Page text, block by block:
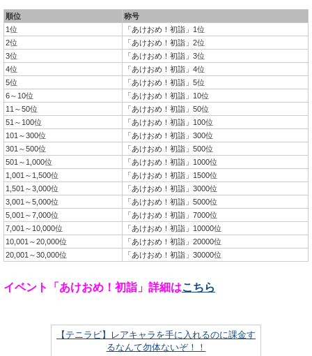
順位
称号
1位
「あけおめ！初詣」1位
2位
「あけおめ！初詣」2位
3位
「あけおめ！初詣」3位
4位
「あけおめ！初詣」4位
5位
「あけおめ！初詣」5位
6～10位
「あけおめ！初詣」10位
11～50位
「あけおめ！初詣」50位
51～100位
「あけおめ！初詣」100位
101～300位
「あけおめ！初詣」300位
301～500位
「あけおめ！初詣」500位
501～1,000位
「あけおめ！初詣」1000位
1,001～1,500位
「あけおめ！初詣」1500位
1,501～3,000位
「あけおめ！初詣」3000位
3,001～5,000位
「あけおめ！初詣」5000位
5,001～7,000位
「あけおめ！初詣」7000位
7,001～10,000位
「あけおめ！初詣」10000位
10,001～20,000位
「あけおめ！初詣」20000位
20,001～30,000位
「あけおめ！初詣」30000位
イベント「あけおめ！初詣」詳細はこちら
【テニラビ】レアキャラを手に入れるのに課金す
るなんて勿体ないぞ！！